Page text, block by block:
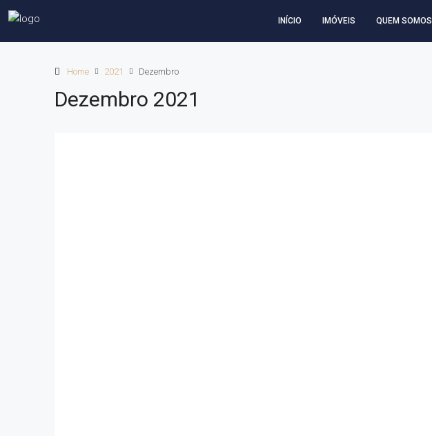
INÍCIO IMÓVEIS QUEM SOMOS
Home 2021 Dezembro
Dezembro 2021